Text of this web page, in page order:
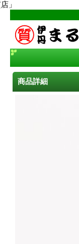
」
商品詳細